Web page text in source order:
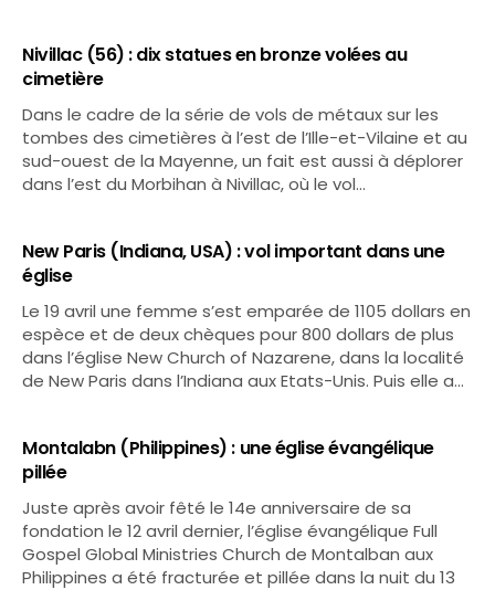
Nivillac (56) : dix statues en bronze volées au
cimetière
Dans le cadre de la série de vols de métaux sur les
tombes des cimetières à l’est de l’Ille-et-Vilaine et au
sud-ouest de la Mayenne, un fait est aussi à déplorer
dans l’est du Morbihan à Nivillac, où le vol…
New Paris (Indiana, USA) : vol important dans une
église
Le 19 avril une femme s’est emparée de 1105 dollars en
espèce et de deux chèques pour 800 dollars de plus
dans l’église New Church of Nazarene, dans la localité
de New Paris dans l’Indiana aux Etats-Unis. Puis elle a…
Montalabn (Philippines) : une église évangélique
pillée
Juste après avoir fêté le 14e anniversaire de sa
fondation le 12 avril dernier, l’église évangélique Full
Gospel Global Ministries Church de Montalban aux
Philippines a été fracturée et pillée dans la nuit du 13